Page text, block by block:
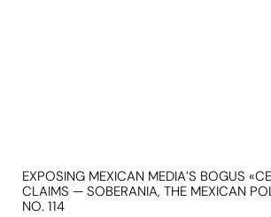
EXPOSING MEXICAN MEDIA’S BOGUS
CLAIMS — SOBERANIA, THE MEXICAN
NO. 114